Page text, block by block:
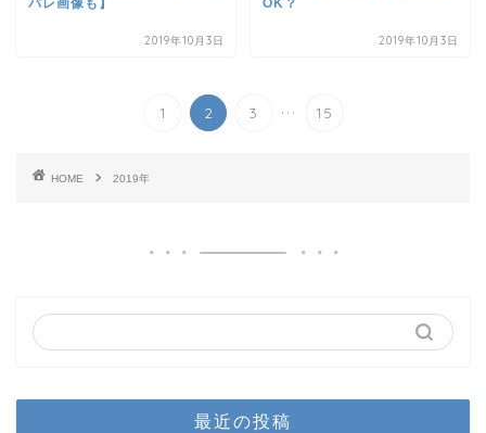
バレ画像も】
2019年10月3日
OK？
2019年10月3日
1 2 3 ... 15
HOME 2019年
最近の投稿